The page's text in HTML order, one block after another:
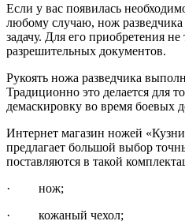
Если у вас появилась
любому случаю, нож разведчика
задачу. Для его приобретения не
разрешительных документов.
Рукоять ножа разведчика
Традиционно это делается для
демаскировку во время боевых
Интернет магазин ножей
предлагает большой выбор
поставляются в такой
· нож;
· кожаный чехол;